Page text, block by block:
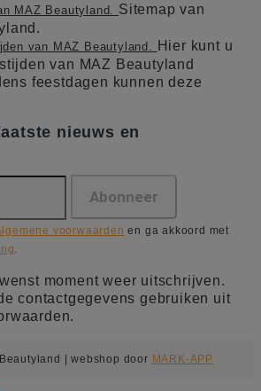
MAZ Beautyland. Sitemap van
van MAZ Beautyland.
Hier kunt u
van MAZ Beautyland
feestdagen kunnen deze
nieuws en
voorwaarden en ga akkoord met
.
moment weer uitschrijven.
contactgegevens gebruiken uit
| webshop door MARK-APP